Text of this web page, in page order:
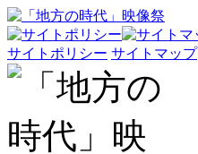
サイトポリシー サイトマップ